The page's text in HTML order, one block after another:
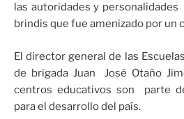
las autoridades y
brindis que fue amenizado por un
El director general de las
de brigada Juan José Otaño
centros educativos son parte
para el desarrollo del país.